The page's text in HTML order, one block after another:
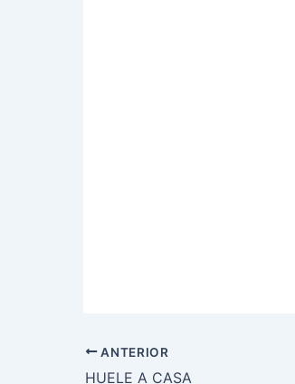
ANTERIOR
HUELE A CASA